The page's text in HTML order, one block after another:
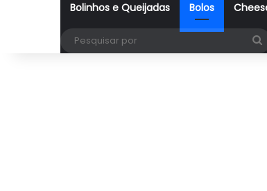
Bolinhos e Queijadas Bolos